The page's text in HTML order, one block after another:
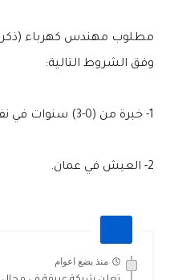
وفق الشروط التالية:
1- خبرة من (0-3) سنوات في نفس المجال.
2- العيش في عمان.
منذ بضع اعوام